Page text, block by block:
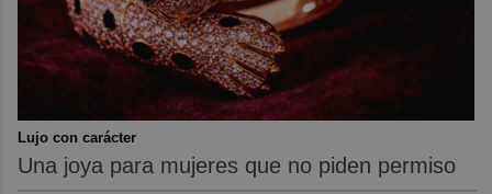
Lujo con carácter
Una joya para mujeres que no piden permiso